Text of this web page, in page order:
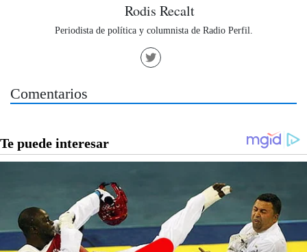
Rodis Recalt
Periodista de política y columnista de Radio Perfil.
Comentarios